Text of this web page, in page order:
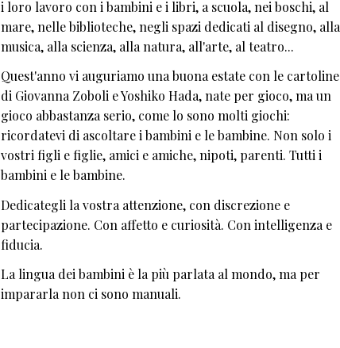
i loro lavoro con i bambini e i libri, a scuola, nei boschi, al
mare, nelle biblioteche, negli spazi dedicati al disegno, alla
musica, alla scienza, alla natura, all'arte, al teatro...
Quest'anno vi auguriamo una buona estate con le cartoline
di Giovanna Zoboli e Yoshiko Hada, nate per gioco, ma un
gioco abbastanza serio, come lo sono molti giochi:
ricordatevi di ascoltare i bambini e le bambine. Non solo i
vostri figli e figlie, amici e amiche, nipoti, parenti. Tutti i
bambini e le bambine.
Dedicategli la vostra attenzione, con discrezione e
partecipazione. Con affetto e curiosità. Con intelligenza e
fiducia.
La lingua dei bambini è la più parlata al mondo, ma per
impararla non ci sono manuali.